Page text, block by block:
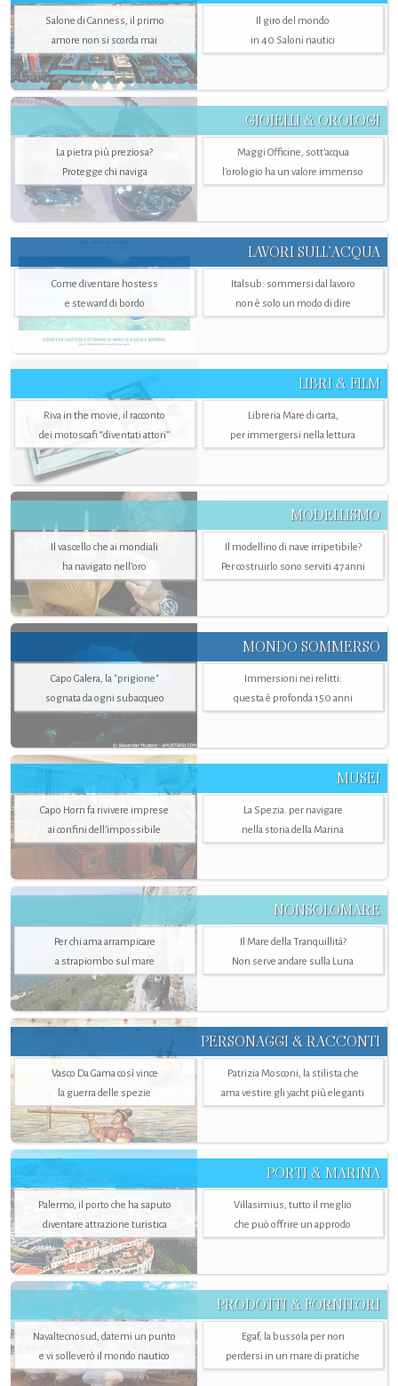
Salone di Canness, il primo
amore non si scorda mai
Il giro del mondo
in 40 Saloni nautici
GIOIELLI & OROLOGI
La pietra più preziosa?
Protegge chi naviga
Maggi Officine, sott’acqua
l'orologio ha un valore immenso
LAVORI SULL’ACQUA
Come diventare hostess
e steward di bordo
Italsub: sommersi dal lavoro
non è solo un modo di dire
LIBRI & FILM
Riva in the movie, il racconto
dei motoscafi “diventati attori”
Libreria Mare di carta,
per immergersi nella lettura
MODELLISMO
Il vascello che ai mondiali
ha navigato nell’oro
Il modellino di nave irripetibile?
Per costruirlo sono serviti 47 anni
MONDO SOMMERSO
Capo Galera, la "prigione"
sognata da ogni subacqueo
Immersioni nei relitti:
questa è profonda 150 anni
MUSEI
Capo Horn fa rivivere imprese
ai confini dell’impossibile
La Spezia. per navigare
nella storia della Marina
NONSOLOMARE
Per chi ama arrampicare
a strapiombo sul mare
Il Mare della Tranquillità?
Non serve andare sulla Luna
PERSONAGGI & RACCONTI
Vasco Da Gama così vince
la guerra delle spezie
Patrizia Mosconi, la stilista che
ama vestire gli yacht più eleganti
PORTI & MARINA
Palermo, il porto che ha saputo
diventare attrazione turistica
Villasimius, tutto il meglio
che può offrire un approdo
PRODOTTI & FORNITORI
Navaltecnosud, datemi un punto
e vi solleverò il mondo nautico
Egaf, la bussola per non
perdersi in un mare di pratiche